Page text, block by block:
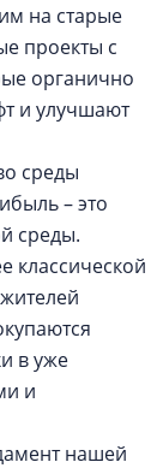
на старые
проекты с
органично
и улучшают
среды
– это
среды.
классической
в уже
и
нашей